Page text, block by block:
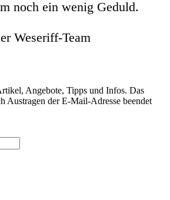
noch ein wenig Geduld.
Weseriff-Team
Angebote, Tipps und Infos. Das
Austragen der E-Mail-Adresse beendet